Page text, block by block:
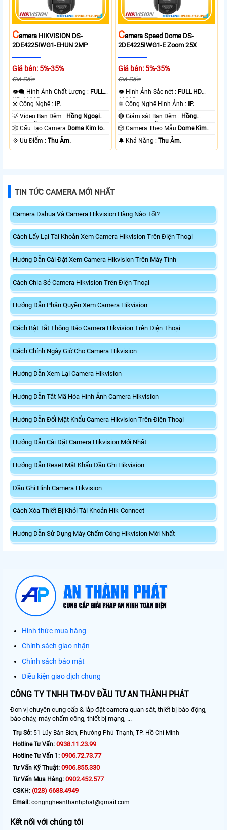
CAmera HIKVISION DS-
2DE4225IWG1-EHUN 2MP
Giá bán: 5%-35%
Giá Gốc:
👁️‍🗨 Hình Ành Chất Lượng : FULL
HD 1080P .
⚒ Công Nghệ : IP.
💡 Video Ban Đêm : Hồng Ngoại
100m Hồng Ngoại SMD.
🕸️ Cấu Tạo Camera Dome Kim loại
+ Nhựa.
️💠 Ưu Điểm :Thu Âm.
CAmera Speed Dome DS-
2DE4225IWG1-E Zoom 25X
Giá bán: 5%-35%
Giá Gốc:
👁 Hình Ảnh Sắc nét : FULL HD
1080P .
⚛️ Công Nghệ Hình Ảnh : IP.
🔴 Giám sát Ban Đêm : Hồng
Ngoại 10m Hồng Ngoại SMD.
🎲 Camera Theo Mẫu Dome Kim
loại + Nhựa.
️🔔 Khả Năng :Thu Âm.
TIN TỨC CAMERA MỚI NHẤT
Camera Dahua Và Camera Hikvision Hãng Nào Tốt?
Cách Lấy Lại Tài Khoản Xem Camera Hikvision Trên Điện Thoại
Hướng Dẫn Cài Đặt Xem Camera Hikvision Trên Máy Tính
Cách Chia Sẻ Camera Hikvision Trên Điện Thoại
Hướng Dẫn Phân Quyền Xem Camera Hikvision
Cách Bật Tắt Thông Báo Camera Hikvision Trên Điện Thoại
Cách Chỉnh Ngày Giờ Cho Camera Hikvision
Hướng Dẫn Xem Lại Camera Hikvision
Hướng Dẫn Tắt Mã Hóa Hình Ảnh Camera Hikvision
Hướng Dẫn Đổi Mật Khẩu Camera Hikvision Trên Điện Thoại
Hướng Dẫn Cài Đặt Camera Hikvision Mới Nhất
Hướng Dẫn Reset Mật Khẩu Đầu Ghi Hikvision
Đầu Ghi Hình Camera Hikvision
Cách Xóa Thiết Bị Khỏi Tài Khoản Hik-Connect
Hướng Dẫn Sử Dụng Máy Chấm Công Hikvision Mới Nhất
Hình thức mua hàng
Chính sách giao nhận
Chính sách bảo mật
Điều kiện giao dịch chung
CÔNG TY TNHH TM-DV ĐẦU TƯ AN THÀNH PHÁT
Đơn vị chuyên cung cấp & lắp đặt camera quan sát, thiết bị báo động,
báo cháy, máy chấm công, thiết bị mạng, ...
Trụ Sở: 51 Lũy Bán Bích, Phường Phú Thạnh, TP. Hồ Chí Minh
Hotline Tư Vấn: 0938.11.23.99
Hotline Tư Vấn 1: 0906.72.73.77
Tư Vấn Kỹ Thuật: 0906.855.330
Tư Vấn Mua Hàng: 0902.452.577
CSKH: (028) 6688.4949
Email: congngheanthanhphat@gmail.com
Kết nối với chúng tôi